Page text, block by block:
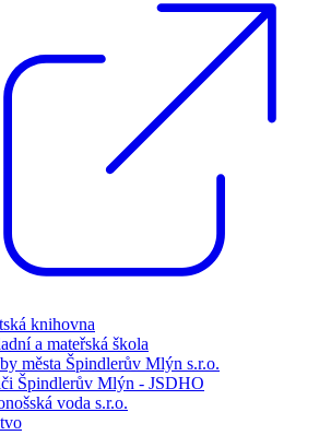
knihovna
a mateřská škola
města Špindlerův Mlýn s.r.o.
Špindlerův Mlýn - JSDHO
voda s.r.o.